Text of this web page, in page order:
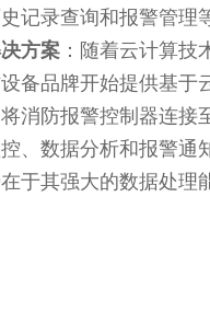
记录查询和报警管理
方案 ：随着云计算技
备品牌开始提供基于
消防报警控制器连接
、数据分析和报警通
于其强大的数据处理